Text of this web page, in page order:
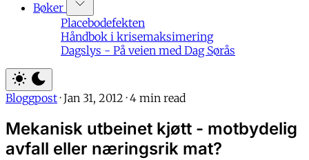
Bøker
Placebodefekten
Håndbok i krisemaksimering
Dagslys - På veien med Dag Sørås
Bloggpost · Jan 31, 2012 · 4 min read
Mekanisk utbeinet kjøtt - motbydelig
avfall eller næringsrik mat?